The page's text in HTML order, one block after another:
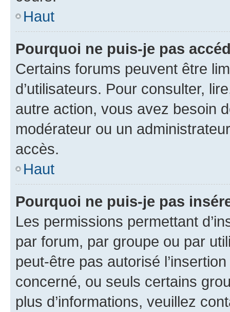
Haut
Pourquoi ne puis-je pas
Certains forums peuvent être
d’utilisateurs. Pour consulter,
autre action, vous avez besoin
modérateur ou un
accès.
Haut
Pourquoi ne puis-je pas
Les permissions permettant
par forum, par groupe ou par
peut-être pas autorisé
concerné, ou seuls certains
plus d’informations, veuillez